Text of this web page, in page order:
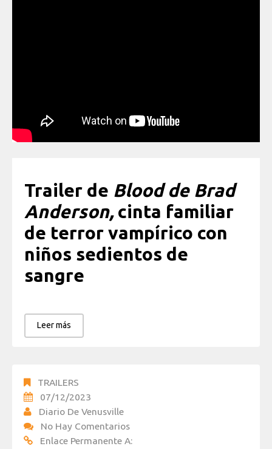
Trailer de Blood de Brad
Anderson, cinta familiar
de terror vampírico con
niños sedientos de
sangre
Leer más
TRAILERS
07/12/2023
Diario De Venusville
No Hay Comentarios
Enlace Permanente A: